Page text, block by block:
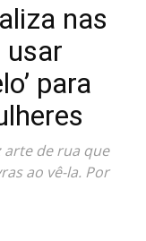
nas
usar
para
arte de rua que
ao vê-la. Por